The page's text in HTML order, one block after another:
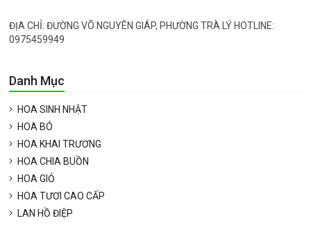
ĐỊA CHỈ: ĐƯỜNG VÕ NGUYÊN GIÁP, PHƯỜNG TRÀ LÝ HOTLINE:
0975459949
Danh Mục
HOA SINH NHẬT
HOA BÓ
HOA KHAI TRƯƠNG
HOA CHIA BUỒN
HOA GIỎ
HOA TƯƠI CAO CẤP
LAN HỒ ĐIỆP